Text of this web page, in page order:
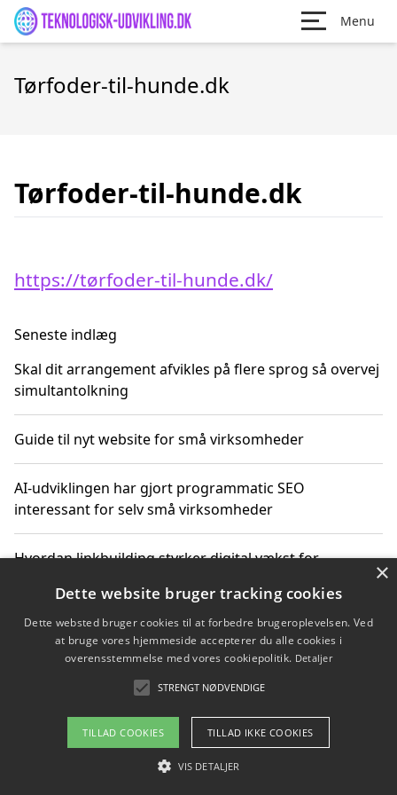
Menu
Tørfoder-til-hunde.dk
Tørfoder-til-hunde.dk
https://tørfoder-til-hunde.dk/
Seneste indlæg
Skal dit arrangement afvikles på flere sprog så overvej
simultantolkning
Guide til nyt website for små virksomheder
AI-udviklingen har gjort programmatic SEO
interessant for selv små virksomheder
Hvordan linkbuilding styrker digital vækst for
Sådan har udviklingen inden for genbrug af elektronik
ændret sig
Copyright 2026 - Pilanto Aps
Om / kontakt
×
Dette website bruger tracking cookies
Dette websted bruger cookies til at forbedre brugeroplevelsen. Ved
at bruge vores hjemmeside accepterer du alle cookies i
overensstemmelse med vores cookiepolitik. Detaljer
STRENGT NØDVENDIGE
TILLAD COOKIES TILLAD IKKE COOKIES
VIS DETALJER